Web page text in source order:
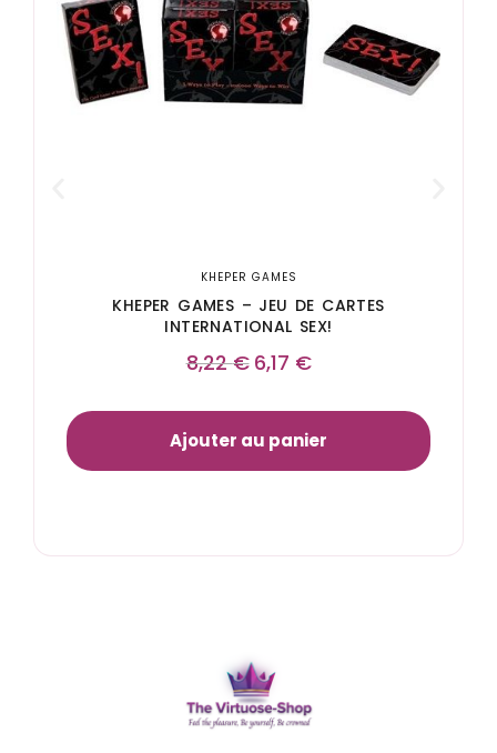
KHEPER GAMES
KHEPER GAMES – JEU DE CARTES
INTERNATIONAL SEX!
8,22€ 6,17 €
Ajouter au panier